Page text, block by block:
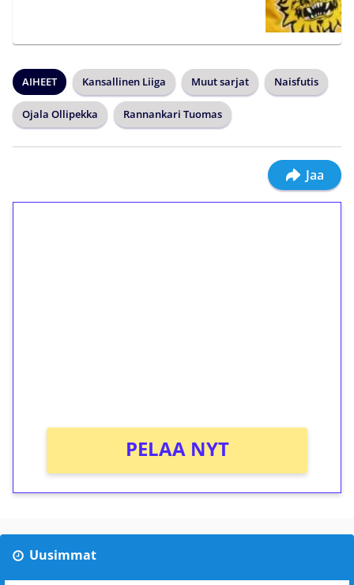
AIHEET Kansallinen Liiga Muut sarjat Naisfutis
Ojala Ollipekka Rannankari Tuomas
Jaa
PELAA NYT
Uusimmat